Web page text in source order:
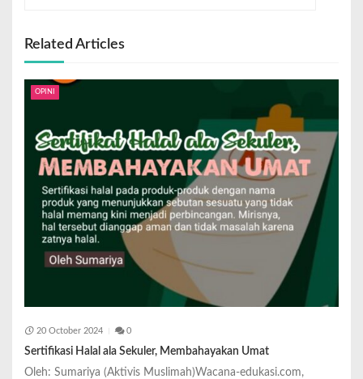
Related Articles
OPINI
20 October 2024 0
Sertifikasi Halal ala Sekuler, Membahayakan Umat
Oleh: Sumariya (Aktivis Muslimah)Wacana-edukasi.com,